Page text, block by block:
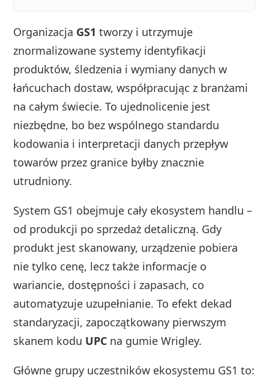
Organizacja GS1 tworzy i utrzymuje
znormalizowane systemy identyfikacji
produktów, śledzenia i wymiany danych w
łańcuchach dostaw, współpracując z branżami
na całym świecie. To ujednolicenie jest
niezbędne, bo bez wspólnego standardu
kodowania i interpretacji danych przepływ
towarów przez granice byłby znacznie
utrudniony.
System GS1 obejmuje cały ekosystem handlu –
od produkcji po sprzedaż detaliczną. Gdy
produkt jest skanowany, urządzenie pobiera
nie tylko cenę, lecz także informacje o
wariancie, dostępności i zapasach, co
automatyzuje uzupełnianie. To efekt dekad
standaryzacji, zapoczątkowany pierwszym
skanem kodu UPC na gumie Wrigley.
Główne grupy uczestników ekosystemu GS1 to: